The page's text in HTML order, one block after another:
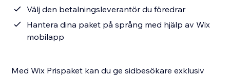
Välj den betalningsleverantör du föredrar
Hantera dina paket på språng med hjälp av Wix
mobilapp
Med Wix Prispaket kan du ge sidbesökare exklusiv